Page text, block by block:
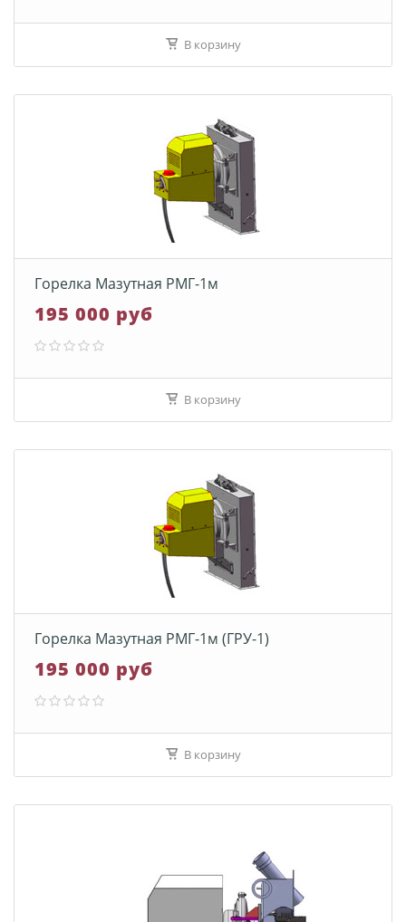
В корзину
Горелка Мазутная РМГ-1м
195 000 руб
В корзину
Горелка Мазутная РМГ-1м (ГРУ-1)
195 000 руб
В корзину